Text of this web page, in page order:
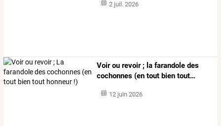
2 juil. 2026
Voirou revoir; la farandole des
cochonnes (en tout bien tout…
12 juin 2026